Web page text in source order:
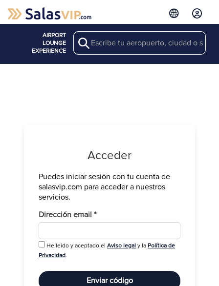
AIRPORT
LOUNGE
EXPERIENCE
Search
Acceder
Puedes iniciar sesión con tu cuenta de
salasvip.com para acceder a nuestros
servicios.
Dirección email *Obligatorio
He leido y aceptado el Aviso legal y la Política de
Privacidad.
Enviar código